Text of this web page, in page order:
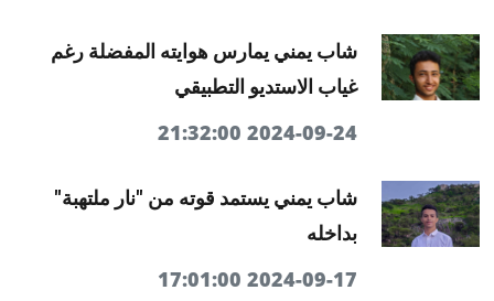
شاب يمني يمارس هوايته المفضلة رغم
غياب الاستديو التطبيقي
2024-09-24 21:32:00
شاب يمني يستمد قوته من "نار ملتهبة"
بداخله
2024-09-17 17:01:00